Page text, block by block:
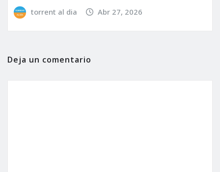
torrent al dia Abr 27, 2026
Deja un comentario